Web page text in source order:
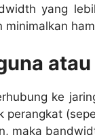
yang
ke
perangkat
maka